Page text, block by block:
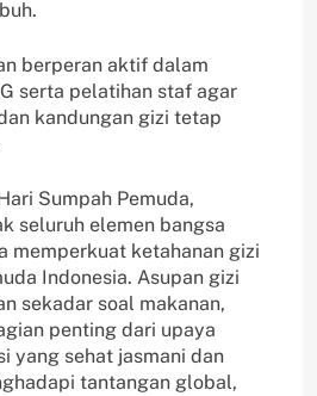
berperan aktif dalam
serta pelatihan staf agar
kandungan gizi tetap
Sumpah Pemuda,
seluruh elemen bangsa
memperkuat ketahanan gizi
Indonesia. Asupan gizi
sekadar soal makanan,
penting dari upaya
yang sehat jasmani dan
tantangan global,